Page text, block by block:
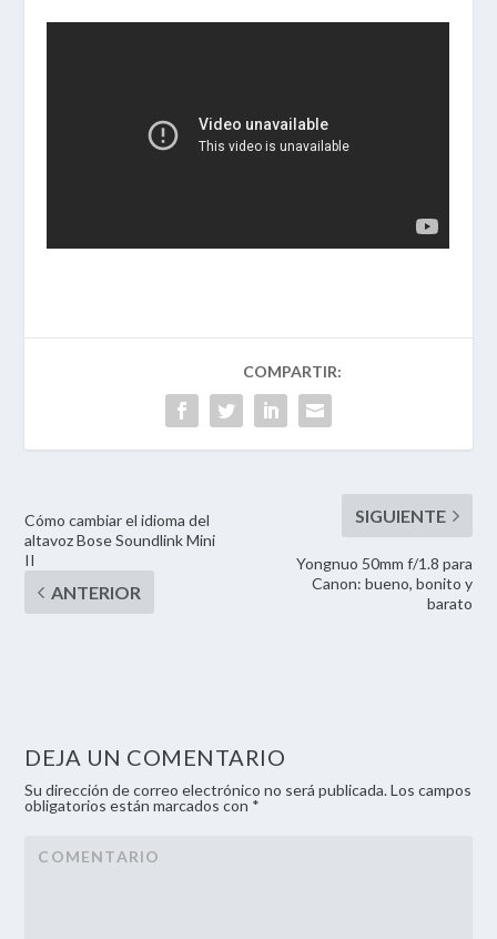
Cómo cambiar el idioma del
altavoz Bose Soundlink Mini
II
Yongnuo 50mm f/1.8 para
Canon: bueno, bonito y
barato
DEJA UN COMENTARIO
Su dirección de correo electrónico no será publicada. Los campos
obligatorios están marcados con *